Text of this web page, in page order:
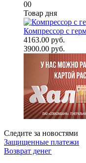
00
Товар дня
Компрессор с
4163.00 руб.
3900.00 руб.
Следите за новостями
Защищенные платежи
Возврат денег